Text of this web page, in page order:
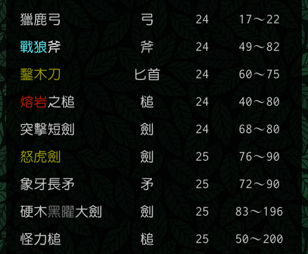
獵鹿弓
弓 24
17～22
戰狼斧 斧 24
49～82
鑿木刀
匕首 24
60～75
熔岩之槌 槌 24
40～80
突擊短劍
劍 24
68～80
怒虎劍
劍 25
76～90
象牙長矛
矛 25
72～90
硬木黑曜大劍 劍 25
83～196
怪力槌
槌 25
50～200